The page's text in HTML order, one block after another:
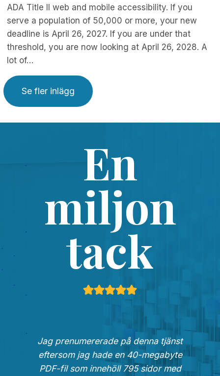
ADA Title II web and mobile accessibility. If you
serve a population of 50,000 or more, your new
deadline is April 26, 2027. If you are under that
threshold, you are now looking at April 26, 2028. A
lot of…
Se fler inlägg
En
miljon
tack
Jag prenumererade på denna tjänst
eftersom jag hade en 40-megabyte
PDF-fil som innehöll 795 sidor med